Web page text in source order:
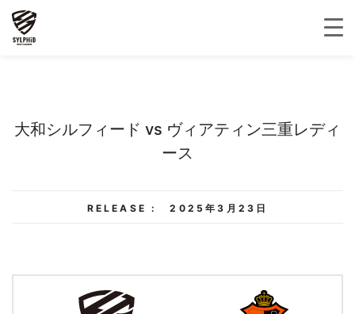
大和シルフィード vs ヴィアティン三重レディ
ース
RELEASE : 2025年3月23日